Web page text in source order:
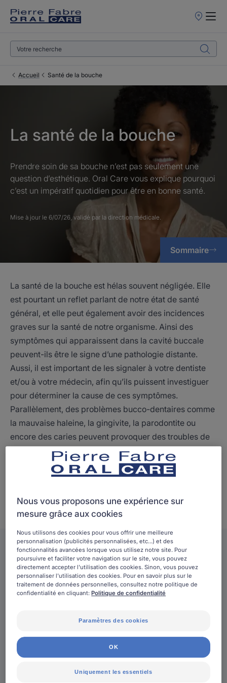
Points
Accueil Santé de la bouche
La santé de la bouche
Prendre soin de sa bouche n’est pas seulement une
question d’esthétique. Oral Care vous explique pourquoi
c’est un impératif quotidien pour être en bonne santé.
Mise à jour le 6/07/26, validé par la direction médicale.
Sommaire
La santé de la bouche est hélas souvent négligée. Elle
est pourtant un reflet parlant de notre état de santé
général, et elle peut également avoir des incidences
graves sur la santé de notre organisme. Ainsi des
symptômes qui apparaissent dans la cavité buccale
peuvent-ils être le signe d’une pathologie distante.
Aussi, il est important de les signaler à votre dentiste
et/ou à votre médecin, afin qu’ils puissent investiguer
pour déterminer la cause de ces symptômes.
Parallèlement, des problèmes bucco-dentaires comme
la mauvaise haleine, la gingivite, la parodontite ou
encore des caries peuvent provoquer des troubles de
santé sévères à distance. Prendre soin de sa bouche,
ce n’est donc pas seulement une question d’esthétique
et de joli sourire. C’est avant tout un impératif quotidien
pleines dents.
La santé de la bouche
Découvrez tous nos dossiers d’experts sur la santé de
votre bouche
En
savoir
Nous vous proposons une expérience sur
mesure grâce aux cookies
Nous utilisons des cookies pour vous offrir une meilleure
personnalisation (publicités personnalisées, etc...) et des
fonctionnalités avancées lorsque vous utilisez notre site. Pour
poursuivre et faciliter votre navigation sur le site, vous pouvez
directement accepter l'utilisation des cookies. Sinon, vous pouvez
personnaliser l'utilisation des cookies. Pour en savoir plus sur le
traitement de données personnelles, consultez notre politique de
confidentialité en cliquant:Politique de confidentialité
Paramètres des cookies
Uniquement les essentiels
OK